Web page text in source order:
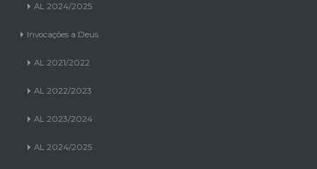
AL 2024/2025
Invocações a Deus
AL 2021/2022
AL 2022/2023
AL 2023/2024
AL 2024/2025